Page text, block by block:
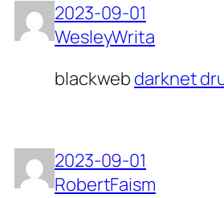
2023-09-01
WesleyWrita
blackweb darknet
2023-09-01
RobertFaism